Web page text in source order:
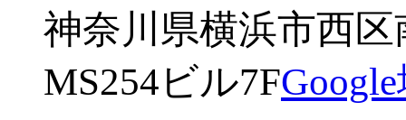
神奈川県横浜市西区
MS254ビル7F